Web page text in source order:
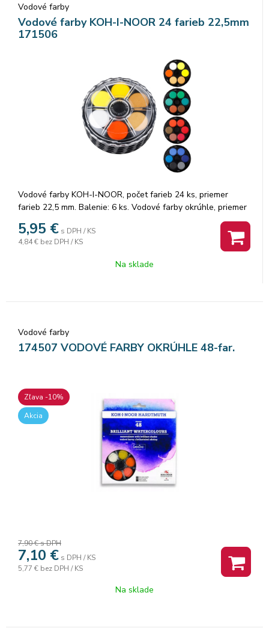
Vodové farby
Vodové farby KOH-I-NOOR 24 farieb 22,5mm
171506
Vodové farby KOH-I-NOOR, počet farieb 24 ks, priemer
farieb 22,5 mm. Balenie: 6 ks. Vodové farby okrúhle, priemer
tablety 22,5 mm, vodou riediteľné, vhodné na papier a iné
savé materiály, štyri vrstvy po 6 tabliet, t.j. 24 odtieňov
farieb. Značka: KOH-I-NOOR.
5,95 € s DPH / KS
4,84 € bez DPH / KS
Na sklade
Vodové farby
174507 VODOVÉ FARBY OKRÚHLE 48-far.
Zľava -10%
Akcia
7,90 €s DPH
7,10 € s DPH / KS
5,77 € bez DPH / KS
Na sklade